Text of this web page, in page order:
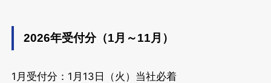
2026年受付分（1月～11月）
1月受付分：1月13日（火）当社必着